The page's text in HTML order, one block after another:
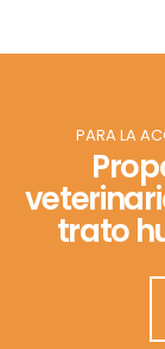
PARA LA
trato